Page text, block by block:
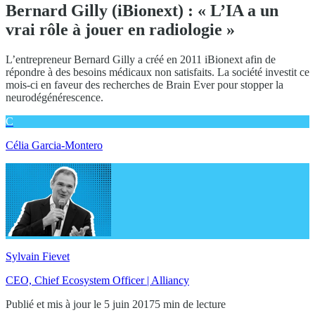
Bernard Gilly (iBionext) : « L’IA a un
vrai rôle à jouer en radiologie »
L’entrepreneur Bernard Gilly a créé en 2011 iBionext afin de
répondre à des besoins médicaux non satisfaits. La société investit ce
mois-ci en faveur des recherches de Brain Ever pour stopper la
neurodégénérescence.
C
Célia Garcia-Montero
Sylvain Fievet
CEO, Chief Ecosystem Officer | Alliancy
Publié et mis à jour le 5 juin 20175 min de lecture